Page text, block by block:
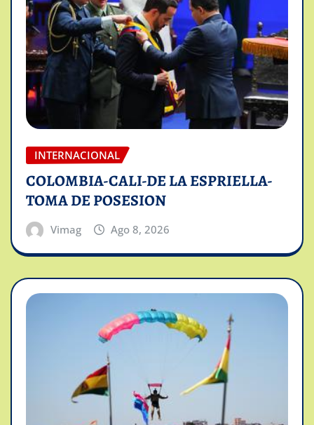
INTERNACIONAL
COLOMBIA-CALI-DE LA ESPRIELLA-
TOMA DE POSESION
Vimag Ago 8, 2026